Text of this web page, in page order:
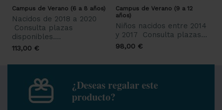
Campus de Verano (6 a 8 años)
Nacidos de 2018 a 2020
Consulta plazas
disponibles....
113,00 €
Campus de Verano (9 a 12
años)
Niños nacidos entre 2014
y 2017 Consulta plazas...
98,00 €
¿Deseas regalar este
producto?